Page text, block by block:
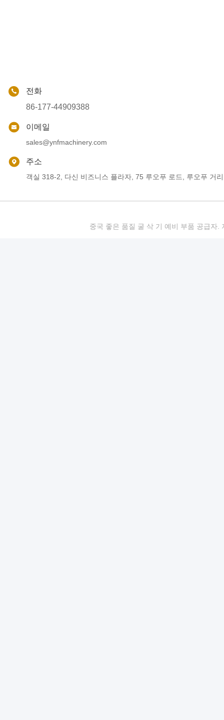
전화
86-177-44909388
이메일
sales@ynfmachinery.com
주소
객실 318-2, 다신 비즈니스 플라자, 75 루오푸 로드, 루오푸 거
중국 좋은 품질 굴 삭 기 예비 부품 공급자